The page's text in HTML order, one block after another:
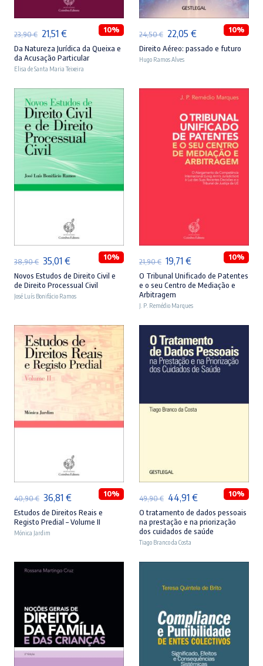
23,90€ O
preço
original
23,90 €.
21,51 €O
preço
atual
21,51 €.
10%
Da Natureza Jurídica da Queixa e
da Acusação Particular
Elisa de Santa Maria Teixeira
24,50€ O
preço
original
24,50 €.
22,05 €O
preço
22,05 €.
10%
Direito Aéreo: passado e futuro
Hugo Ramos Alves
ADICIONAR
38,90€ O
preço
original
38,90 €.
35,01 €O
preço
atual
35,01 €.
10%
Novos Estudos de Direito Civil e
de Direito Processual Civil
José Luís Bonifácio Ramos
ADICIONAR
21,90€ O
preço
original
era:
21,90 €.
19,71 €O
preço
atual
é:
19,71 €.
10%
O Tribunal Unificado de Patentes
e o seu Centro de Mediação e
Arbitragem
J. P. Remédio Marques
ADICIONAR
40,90€ O
preço
original
40,90 €.
36,81 €O
preço
atual
36,81 €.
10%
Estudos de Direitos Reais e
Registo Predial – Volume II
Mónica Jardim
49,90€ O
preço
original
era:
49,90 €.
44,91 €O
preço
atual
44,91 €.
10%
O tratamento de dados pessoais
na prestação e na priorização
dos cuidados de saúde
Tiago Branco da Costa